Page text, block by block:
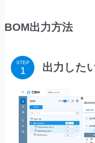
BOM出力方法
STEP 出力した